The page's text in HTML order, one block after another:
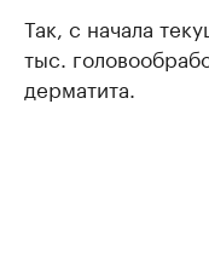
Так, с начала
тыс.
дерматита.